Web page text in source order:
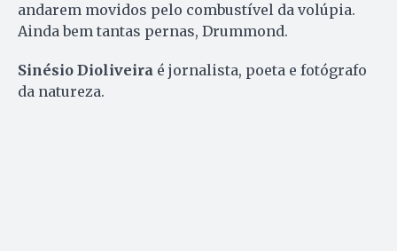
andarem movidos pelo combustível da volúpia.
Ainda bem tantas pernas, Drummond.
Sinésio Dioliveira é jornalista, poeta e fotógrafo
da natureza.